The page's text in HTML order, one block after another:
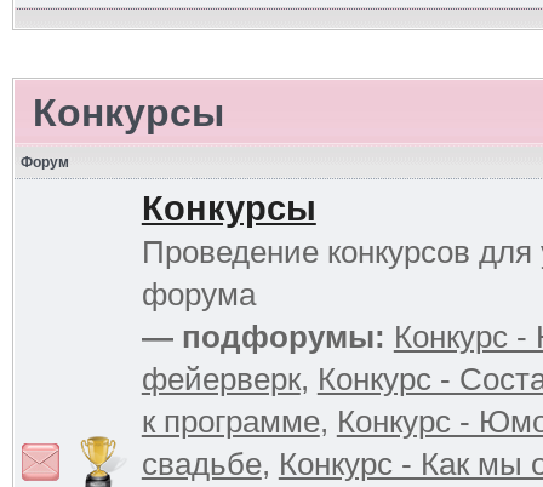
Конкурсы
Форум
Конкурсы
Проведение конкурсов для
форума
— подфорумы: Конкурс
фейерверк, Конкурс -
к программе, Конкурс -
свадьбе, Конкурс - Как мы